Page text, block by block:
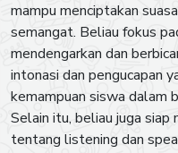
mampu menciptakan
semangat. Beliau fokus
mendengarkan dan
intonasi dan pengucapan
kemampuan siswa dalam
Selain itu, beliau juga siap
tentang listening dan